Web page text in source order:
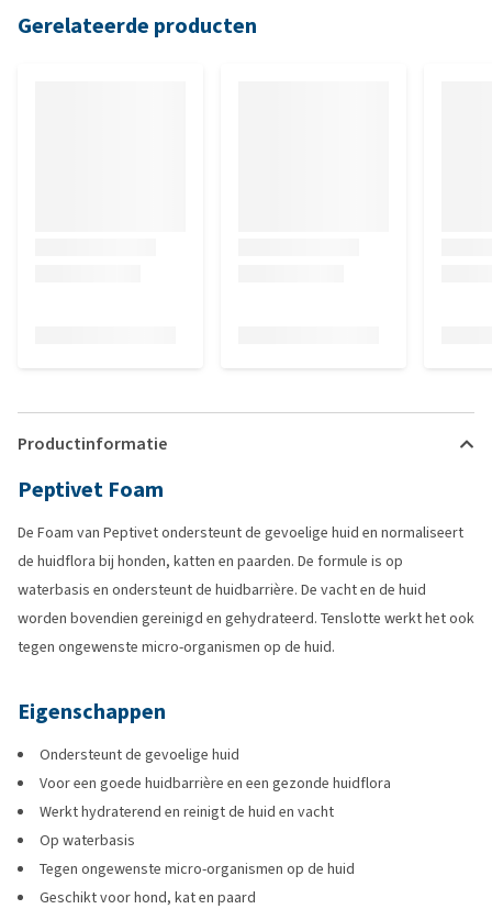
Gerelateerde producten
Productinformatie
Peptivet Foam
De Foam van Peptivet ondersteunt de gevoelige huid en normaliseert
de huidflora bij honden, katten en paarden. De formule is op
waterbasis en ondersteunt de huidbarrière. De vacht en de huid
worden bovendien gereinigd en gehydrateerd. Tenslotte werkt het ook
tegen ongewenste micro-organismen op de huid.
Eigenschappen
Ondersteunt de gevoelige huid
Voor een goede huidbarrière en een gezonde huidflora
Werkt hydraterend en reinigt de huid en vacht
Op waterbasis
Tegen ongewenste micro-organismen op de huid
Geschikt voor hond, kat en paard